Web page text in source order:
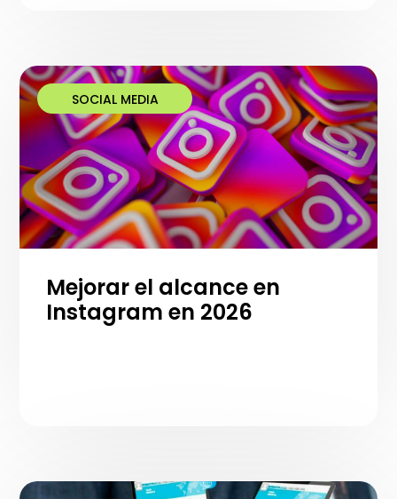
SOCIAL MEDIA
Mejorar el alcance en
Instagram en 2026